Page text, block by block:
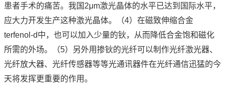
患者手术的痛苦。我国2μm激光晶体的水平已达到国际水平，
应大力开发生产这种激光晶体。（4）在磁致伸缩合金
terfenol-d中，也可以加入少量的钬，从而降低合金饱和磁化
所需的外场。（5）另外用掺钬的光纤可以制作光纤激光器、
光纤放大器、光纤传感器等等光通讯器件在光纤通信迅猛的今
天将发挥更重要的作用。